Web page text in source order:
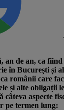
an de an, ca
în București și
românii care
și alte obligații
câteva aspecte
pe termen lung: